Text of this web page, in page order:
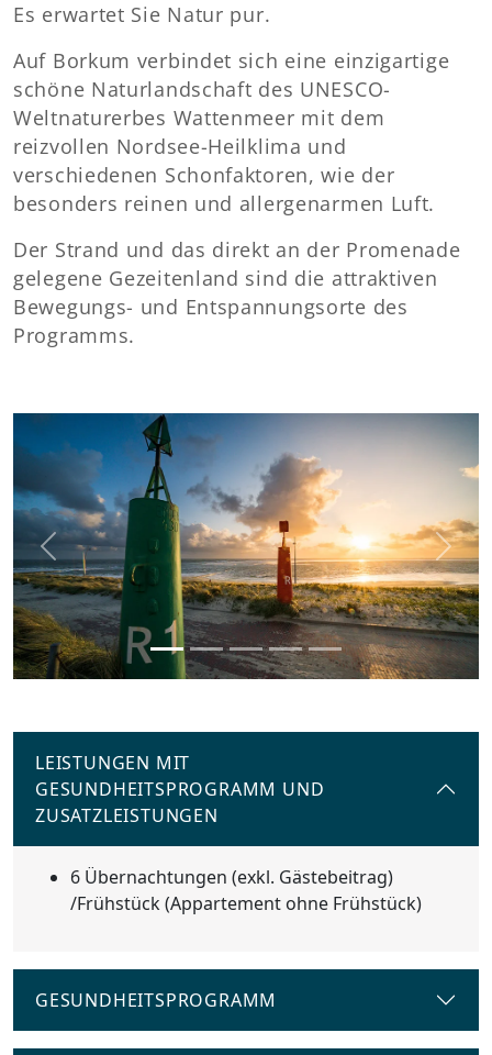
Es erwartet Sie Natur pur.
Auf Borkum verbindet sich eine einzigartige
schöne Naturlandschaft des UNESCO-
Weltnaturerbes Wattenmeer mit dem
reizvollen Nordsee-Heilklima und
verschiedenen Schonfaktoren, wie der
besonders reinen und allergenarmen Luft.
Der Strand und das direkt an der Promenade
gelegene Gezeitenland sind die attraktiven
Bewegungs- und Entspannungsorte des
Programms.
Previous Next
LEISTUNGEN MIT
GESUNDHEITSPROGRAMM UND
ZUSATZLEISTUNGEN
6 Übernachtungen (exkl. Gästebeitrag)
/Frühstück (Appartement ohne Frühstück)
GESUNDHEITSPROGRAMM